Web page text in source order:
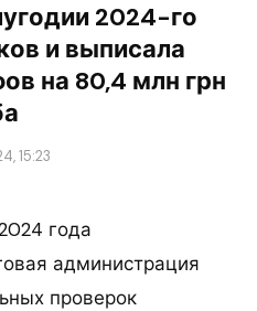
2024-го
и выписала
на 80,4 млн грн
15:23
года
администрация
проверок